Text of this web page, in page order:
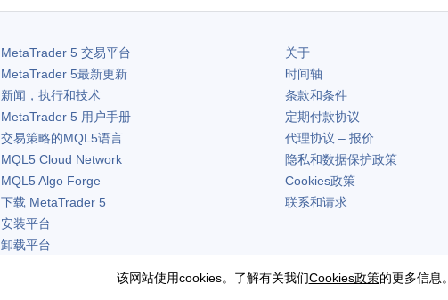
MetaTrader 5交易平台
MetaTrader 5最新更新
新闻，执行和技术
MetaTrader 5用户手册
交易策略的MQL5语言
MQL5 Cloud Network
MQL5 Algo Forge
下载 MetaTrader 5
安装平台
卸载平台
关于
时间轴
条款和条件
定期付款协议
代理协议 – 报价
隐私和数据保护政策
Cookies政策
联系和请求
该网站使用cookies。了解有关我们Cookies政策的更多信息。